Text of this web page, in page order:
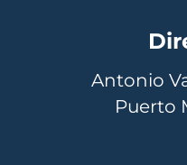
Antonio
Puerto